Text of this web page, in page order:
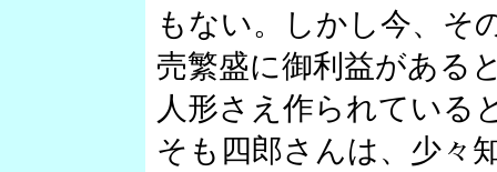
もない。しかし今、そ
売繁盛に御利益がある
人形さえ作られている
そも四郎さんは、少々